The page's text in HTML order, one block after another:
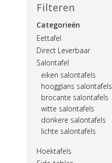
Filteren
Categorieën
Eettafel
Direct Leverbaar
Salontafel
eiken salontafels
hoogglans salontafels
brocante salontafels
witte salontafels
donkere salontafels
lichte salontafels
Hoektafels